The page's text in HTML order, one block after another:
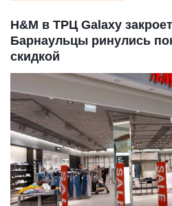
H&M в ТРЦ Galaxy
Барнаульцы ринулись
скидкой